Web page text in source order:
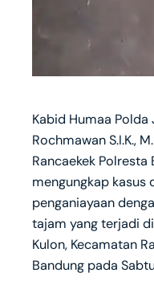
Kabid Humaa Polda
Rochmawan S.I.K.,
Rancaekek Polresta
mengungkap kasus
penganiayaan
tajam yang terjadi
Kulon, Kecamatan
Bandung pada